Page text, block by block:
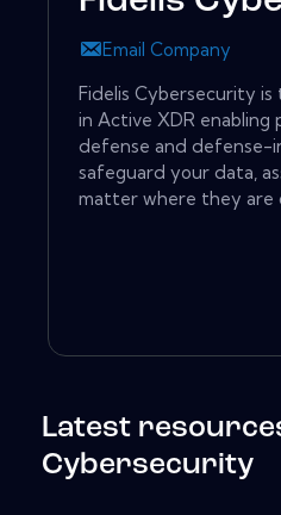
Email Company
Fidelis Cybersecurity
in Active XDR enabling
defense and defense-
safeguard your data,
matter where they are
Latest
Cybersecurity